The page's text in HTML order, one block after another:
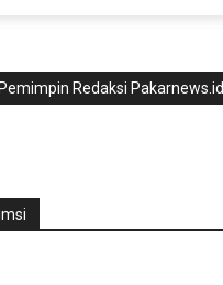
Pemimpin Redaksi Pakarnews.id